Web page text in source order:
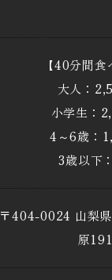
【40分間食
大人：
小学生：
4～6歳：
3歳以下
〒404-0024 山梨
原